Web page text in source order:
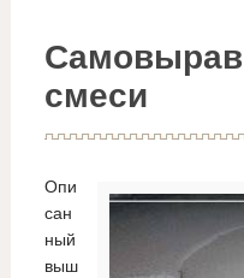
смеси
Опи
сан
ный
выш